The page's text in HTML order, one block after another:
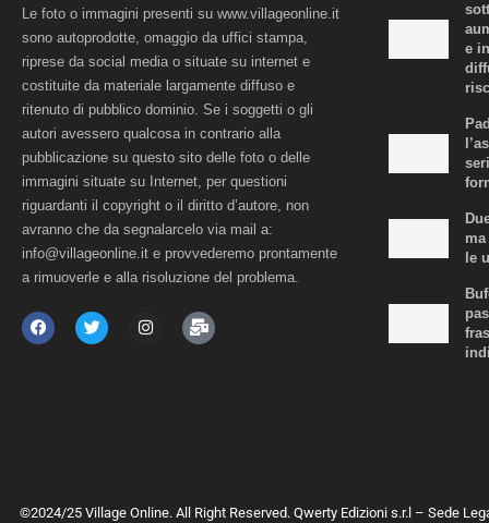
Le foto o immagini presenti su www.villageonline.it
sono autoprodotte, omaggio da uffici stampa,
riprese da social media o situate su internet e
costituite da materiale largamente diffuso e
ritenuto di pubblico dominio. Se i soggetti o gli
autori avessero qualcosa in contrario alla
pubblicazione su questo sito delle foto o delle
immagini situate su Internet, per questioni
riguardanti il copyright o il diritto d’autore, non
avranno che da segnalarcelo via mail a:
info@villageonline.it e provvederemo prontamente
a rimuoverle e alla risoluzione del problema.
e
le
©2024/25 Village Online. All Right Reserved. Qwerty Edizioni s.r.l – Sede